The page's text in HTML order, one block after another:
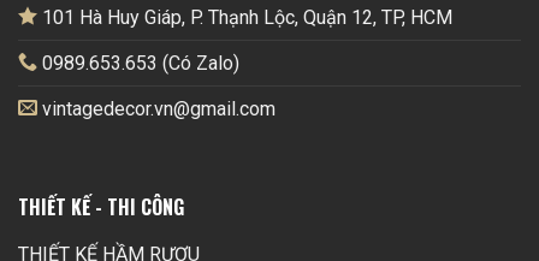
101 Hà Huy Giáp, P. Thạnh Lộc, Quận 12, TP, HCM
0989.653.653 (Có Zalo)
vintagedecor.vn@gmail.com
THIẾT KẾ - THI CÔNG
THIẾT KẾ HẦM RƯỢU